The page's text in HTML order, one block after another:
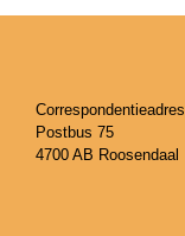
Correspondentieadres
Postbus 75
4700 AB Roosendaal